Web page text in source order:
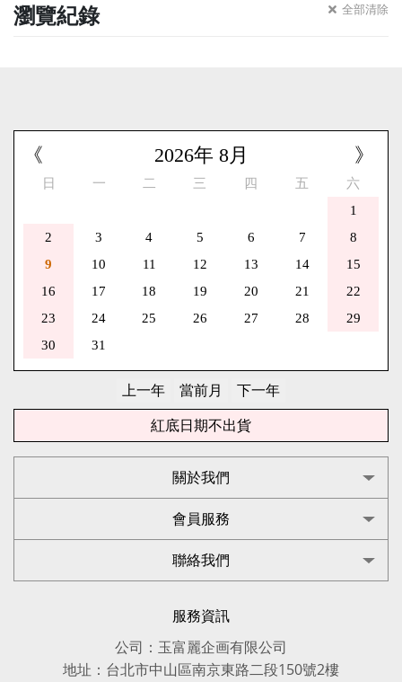
瀏覽紀錄 全部清除
《 》
2026年 8月
日 一 二 三 四 五
六
1
2
3 4 5 6 7
8
9
10 11 12 13 14
15
16
17 18 19 20 21
22
23
24 25 26 27 28
29
30
31
紅底日期不出貨
關於我們
會員服務
聯絡我們
服務資訊
公司：玉富麗企画有限公司
地址：台北市中山區南京東路二段150號2樓